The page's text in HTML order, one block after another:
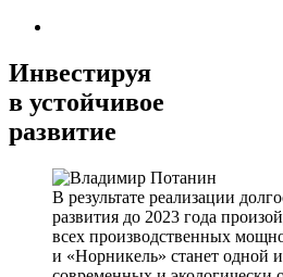
Инвестируя
в устойчивое
развитие
В результате реализации
развития до 2023 года
всех производственных
и «Норникель» станет одной